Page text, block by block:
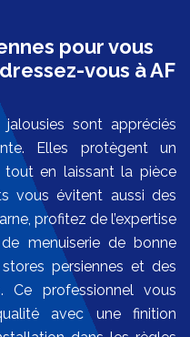
pour vous
vous à AF
sont appréciés
Elles protègent un
tout en laissant la pièce
vous évitent aussi des
profitez de l’expertise
menuiserie de bonne
persiennes et des
Ce professionnel vous
avec une finition